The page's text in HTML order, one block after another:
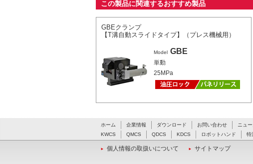
この製品に関連するおすすめ製品
GBEクランプ
【T溝自動スライドタイプ】（プレス機械用）
Model GBE
単動
25MPa
ホーム 企業情報 ダウンロード お問い合わせ ニュー
KWCS
QMCS QDCS KDCS ロボットハンド 特
個人情報の取扱いについて サイトマップ